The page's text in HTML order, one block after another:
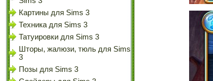
Картины для Sims 3
Техника для Sims 3
Татуировки для Sims 3
Шторы, жалюзи, тюль для Sims
3
Позы для Sims 3